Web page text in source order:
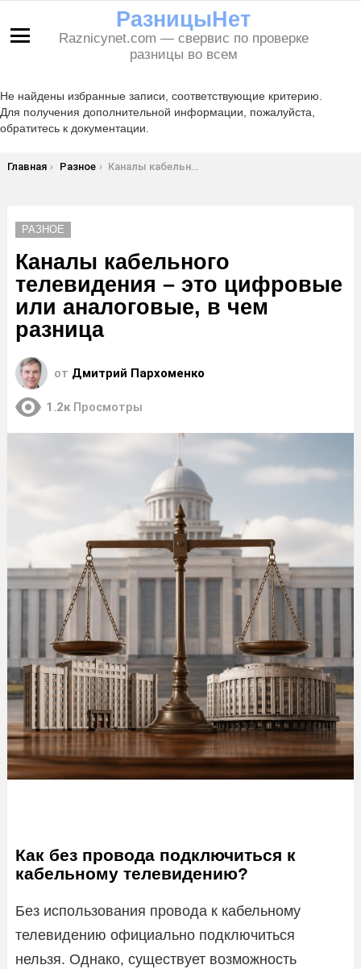
РазницыНет
Raznicynet.com — свервис по проверке
разницы во всем
Не найдены избранные записи, соответствующие критерию.
Для получения дополнительной информации, пожалуйста,
обратитесь к документации.
Вы здесь:
Главная Разное Каналы кабельного телевидения – это цифровые или аналоговые, в чем разница
РАЗНОЕ
Каналы кабельного
телевидения – это цифровые
или аналоговые, в чем
разница
от Дмитрий Пархоменко
1.2к Просмотры
Как без провода подключиться к
кабельному телевидению?
Без использования провода к кабельному
телевидению официально подключиться
нельзя. Однако, существует возможность